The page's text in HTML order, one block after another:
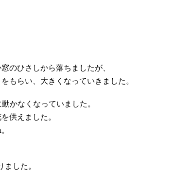
のひさしから落ちましたが、
もらい、大きくなっていきました。
かなくなっていました。
供えました。
した。